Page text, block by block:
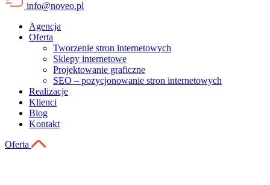
info@noveo.pl
Agencja
Oferta
Tworzenie stron internetowych
Sklepy internetowe
Projektowanie graficzne
SEO – pozycjonowanie stron internetowych
Realizacje
Klienci
Blog
Kontakt
Oferta